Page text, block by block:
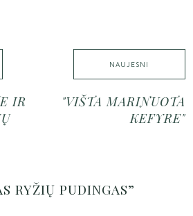
IR
NAUJESNI
"VIŠTA MARINUOTA
KEFYRE"
RYŽIŲ PUDINGAS”